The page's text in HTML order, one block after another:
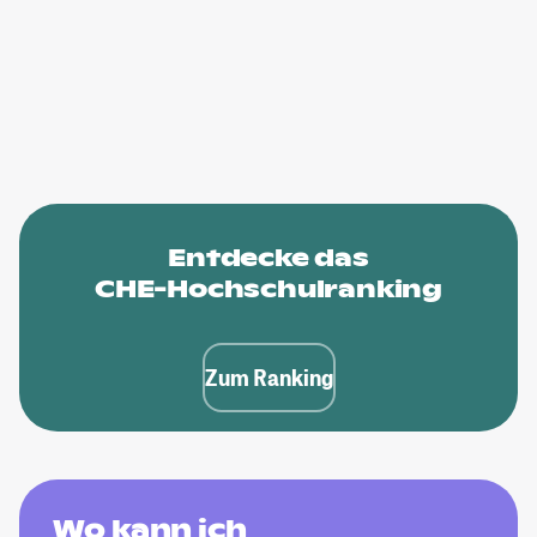
Entdecke das
CHE-Hochschulranking
Zum Ranking
Wo kann ich